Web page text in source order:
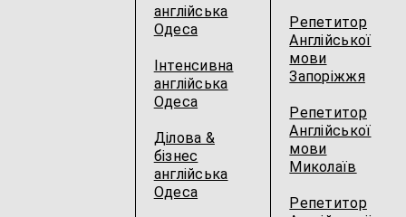
англійська
Одеса
Інтенсивна
англійська
Одеса
Ділова &
бізнес
англійська
Одеса
Репетитор
Англійської
мови
Запоріжжя
Репетитор
Англійської
мови
Миколаїв
Репетитор